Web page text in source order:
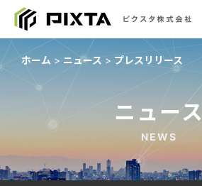
ホーム ニュース プレスリリース
ニュース
NEWS